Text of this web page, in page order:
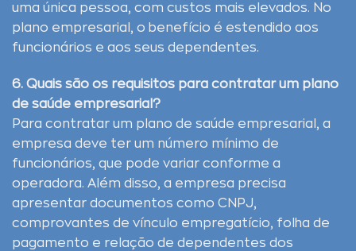
uma única pessoa, com custos mais elevados. No
plano empresarial, o benefício é estendido aos
funcionários e aos seus dependentes.
6. Quais são os requisitos para contratar um plano
de saúde empresarial?
Para contratar um plano de saúde empresarial, a
empresa deve ter um número mínimo de
funcionários, que pode variar conforme a
operadora. Além disso, a empresa precisa
apresentar documentos como CNPJ,
comprovantes de vínculo empregatício, folha de
pagamento e relação de dependentes dos